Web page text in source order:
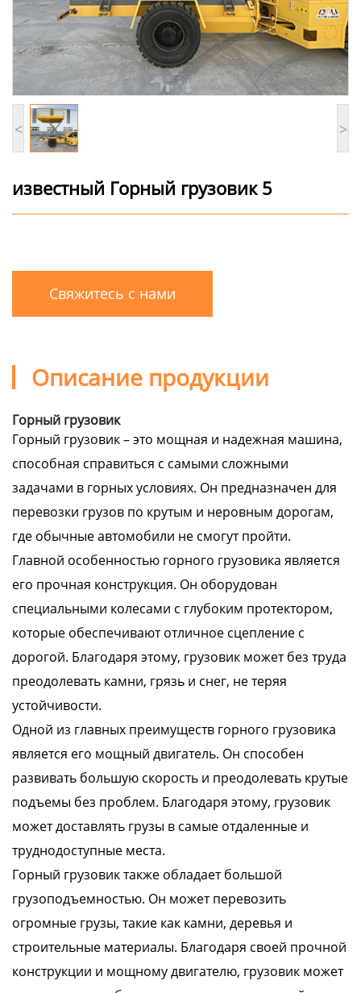
< >
известный Горный грузовик 5
Свяжитесь с нами
Описание продукции
Горный грузовик
Горный грузовик – это мощная и надежная машина,
способная справиться с самыми сложными
задачами в горных условиях. Он предназначен для
перевозки грузов по крутым и неровным дорогам,
где обычные автомобили не смогут пройти.
Главной особенностью горного грузовика является
его прочная конструкция. Он оборудован
специальными колесами с глубоким протектором,
которые обеспечивают отличное сцепление с
дорогой. Благодаря этому, грузовик может без труда
преодолевать камни, грязь и снег, не теряя
устойчивости.
Одной из главных преимуществ горного грузовика
является его мощный двигатель. Он способен
развивать большую скорость и преодолевать крутые
подъемы без проблем. Благодаря этому, грузовик
может доставлять грузы в самые отдаленные и
труднодоступные места.
Горный грузовик также обладает большой
грузоподъемностью. Он может перевозить
огромные грузы, такие как камни, деревья и
строительные материалы. Благодаря своей прочной
конструкции и мощному двигателю, грузовик может